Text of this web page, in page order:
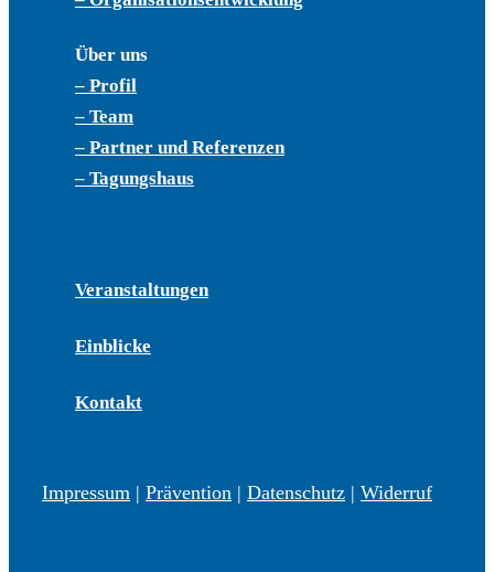
Über uns
– Profil
– Team
– Partner und Referenzen
– Tagungshaus
Veranstaltungen
Einblicke
Kontakt
Impressum | Prävention | Datenschutz | Widerruf